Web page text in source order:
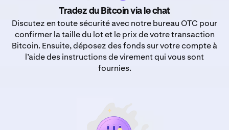
Tradez du Bitcoin via le chat
Discutez en toute sécurité avec notre bureau OTC pour
confirmer la taille du lot et le prix de votre transaction
Bitcoin. Ensuite, déposez des fonds sur votre compte à
l’aide des instructions de virement qui vous sont
fournies.